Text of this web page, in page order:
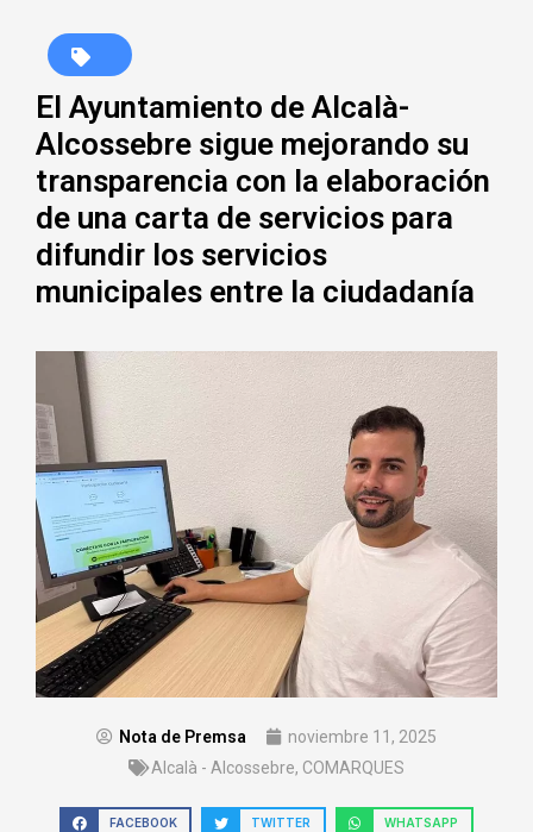
El Ayuntamiento de Alcalà-
Alcossebre sigue mejorando su
transparencia con la elaboración
de una carta de servicios para
difundir los servicios
municipales entre la ciudadanía
Nota de Premsa
noviembre 11, 2025
Alcalà - Alcossebre, COMARQUES
FACEBOOK TWITTER WHATSAPP